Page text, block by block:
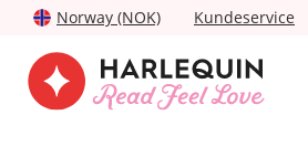
Norway (NOK) Kundeservice